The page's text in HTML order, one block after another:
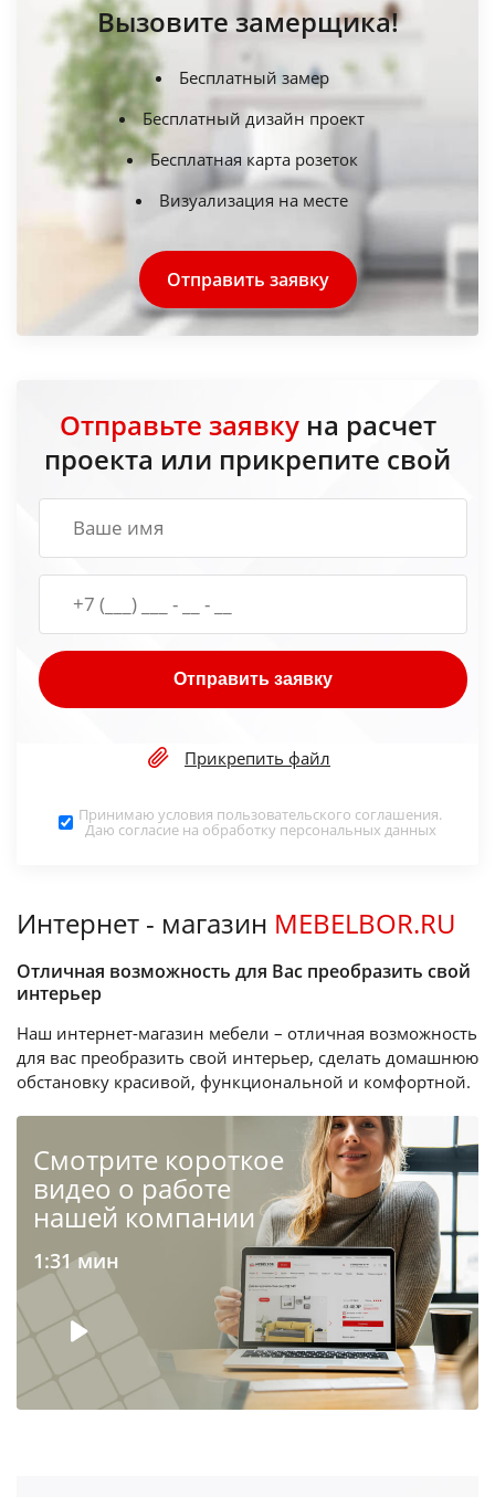
Вызовите замерщика!
Бесплатный замер
Бесплатный дизайн проект
Бесплатная карта розеток
Визуализация на месте
Отправить заявку
Отправьте заявкуна расчет
проекта или прикрепите свой
Отправить заявку
Прикрепить файл
Принимаю условия пользовательского соглашения.
Даю согласие на обработку персональных данных
Интернет - магазин MEBELBOR.RU
Отличная возможность для Вас преобразить свой
интерьер
Наш интернет-магазин мебели – отличная возможность
для вас преобразить свой интерьер, сделать домашнюю
обстановку красивой, функциональной и комфортной.
Cмотрите короткое
видео о работе
нашей компании
1:31 мин